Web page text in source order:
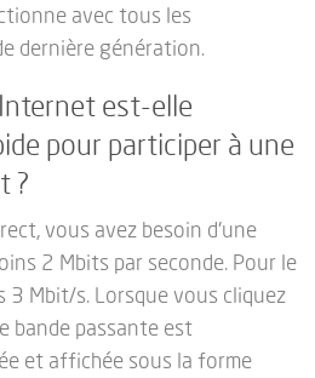
avec tous les
dernière génération.
est-elle
pour participer à une
?
vous avez besoin d'une
2 Mbits par seconde. Pour le
3 Mbit/s. Lorsque vous cliquez
bande passante est
et affichée sous la forme